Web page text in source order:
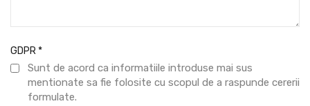
GDPR*
Sunt de acord ca informatiile introduse mai sus
mentionate sa fie folosite cu scopul de a raspunde cererii
formulate.